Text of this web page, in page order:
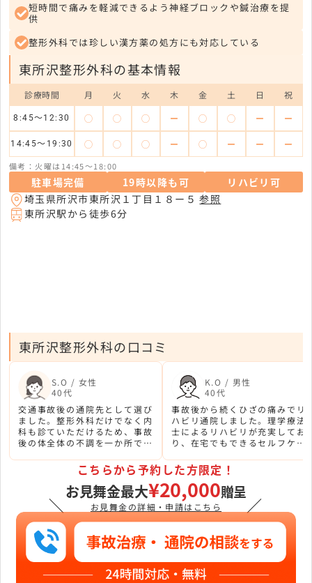
短時間で痛みを軽減できるよう神経ブロックや鍼治療を提
供
整形外科では珍しい漢方薬の処方にも対応している
東所沢整形外科の基本情報
診療時間 月 火 水 木 金 土 日 祝
8:45～12:30 ◯ ◯ ◯ ー ◯ ◯ ー ー
14:45～19:30 ◯ ◯ ◯ ー ◯ ー ー ー
備考：火曜は14:45～18:00
駐車場完備 19時以降も可
リハビリ可
埼玉県所沢市東所沢１丁目１８ー５参照
東所沢駅から徒歩6分
東所沢整形外科の口コミ
S.O / 女性
40代
交通事故後の通院先として選び
ました。整形外科だけでなく内
科も診ていただけるため、事故
後の体全体の不調を一か所で診
K.O / 男性
40代
事故後から続くひざの痛みでリ
ハビリ通院しました。理学療法
士によるリハビリが充実してお
り、在宅でもできるセルフケア
＼
こちらから予約した方限定！
お見舞金最大¥20,000贈呈
お見舞金の詳細・申請はこちら ／